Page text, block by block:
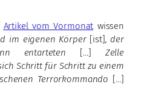
Artikel vom Vormonat wissen
im eigenen Körper[ist], der
entarteten
[…] Zelle
Schritt für Schritt zu einem
Terrorkommando […]